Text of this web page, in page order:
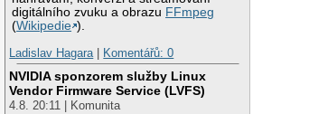
digitálního zvuku a obrazu FFmpeg
(Wikipedie ).
Ladislav Hagara
Komentářů: 0
NVIDIA sponzorem služby Linux
Vendor Firmware Service (LVFS)
4.8. 20:11 | Komunita